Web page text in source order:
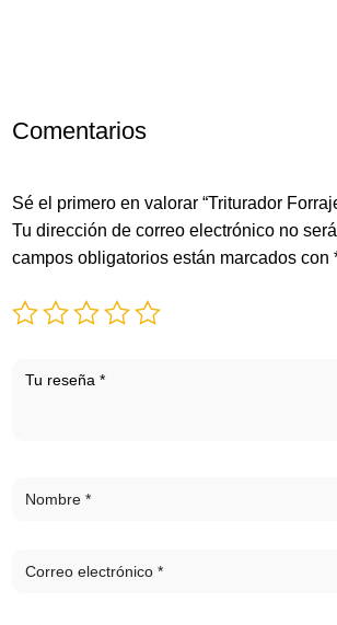
Comentarios
Sé el primero en valorar “Triturador
Tu dirección de correo electrónico no
campos obligatorios están marcados con